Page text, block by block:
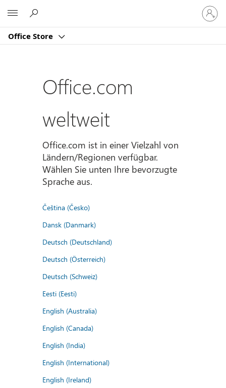
Office Store
Bei
Ihrem
Konto
Office.com
weltweit
Office.com ist in einer Vielzahl von
Ländern/Regionen verfügbar.
Wählen Sie unten Ihre bevorzugte
Sprache aus.
Čeština (Česko)
Dansk (Danmark)
Deutsch (Deutschland)
Deutsch (Österreich)
Deutsch (Schweiz)
Eesti (Eesti)
English (Australia)
English (Canada)
English (India)
English (International)
English (Ireland)